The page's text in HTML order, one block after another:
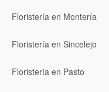
Floristería en Montería
Floristería en Sincelejo
Floristería en Pasto